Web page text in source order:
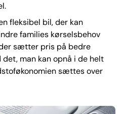
fleksibel bil, der kan
families kørselsbehov
sætter pris på bedre
man kan opnå i de helt
sættes over